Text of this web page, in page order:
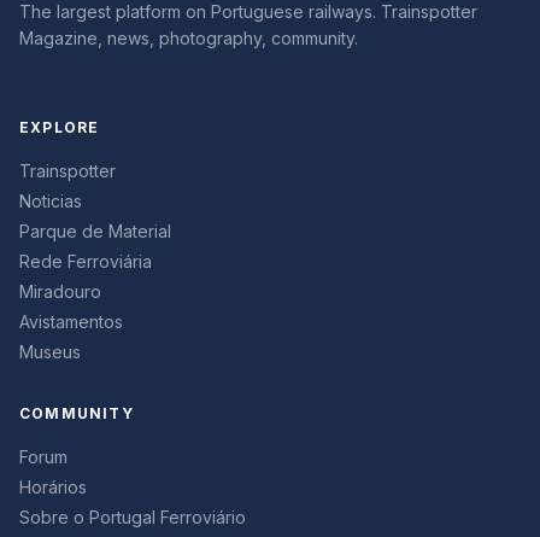
The largest platform on Portuguese railways. Trainspotter
Magazine, news, photography, community.
EXPLORE
Trainspotter
Noticias
Parque de Material
Rede Ferroviária
Miradouro
Avistamentos
Museus
COMMUNITY
Forum
Horários
Sobre o Portugal Ferroviário